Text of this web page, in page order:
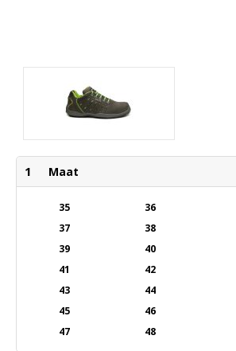
1 Maat
35
36
37
38
39
40
41
42
43
44
45
46
47
48